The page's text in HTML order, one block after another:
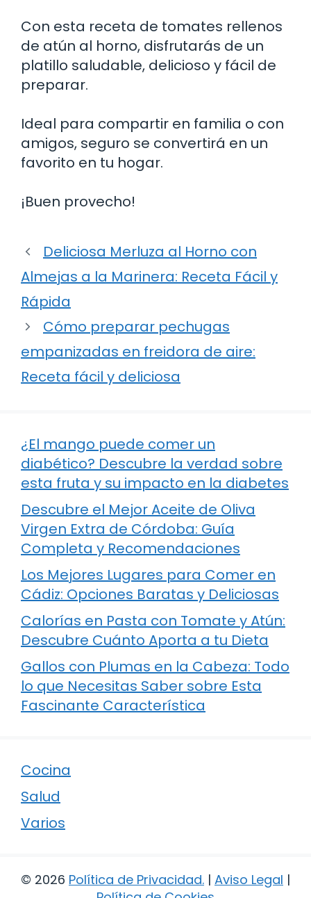
Con esta receta de tomates rellenos
de atún al horno, disfrutarás de un
platillo saludable, delicioso y fácil de
preparar.
Ideal para compartir en familia o con
amigos, seguro se convertirá en un
favorito en tu hogar.
¡Buen provecho!
Deliciosa Merluza al Horno con
Almejas a la Marinera: Receta Fácil y
Rápida
Cómo preparar pechugas
empanizadas en freidora de aire:
Receta fácil y deliciosa
¿El mango puede comer un
diabético? Descubre la verdad sobre
esta fruta y su impacto en la diabetes
Descubre el Mejor Aceite de Oliva
Virgen Extra de Córdoba: Guía
Completa y Recomendaciones
Los Mejores Lugares para Comer en
Cádiz: Opciones Baratas y Deliciosas
Calorías en Pasta con Tomate y Atún:
Descubre Cuánto Aporta a tu Dieta
Gallos con Plumas en la Cabeza: Todo
lo que Necesitas Saber sobre Esta
Fascinante Característica
Cocina
Salud
Varios
© 2026 Política de Privacidad. | Aviso Legal |